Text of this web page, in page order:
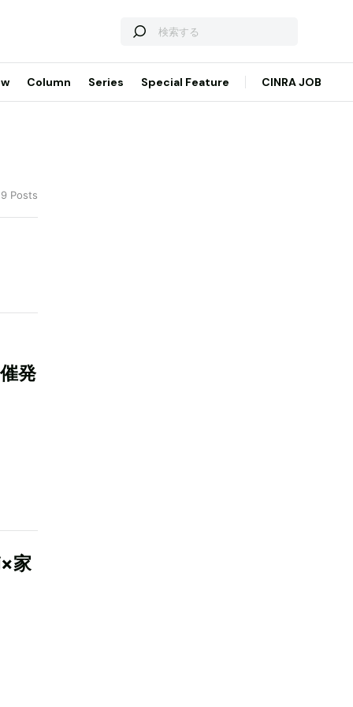
Column Series Special Feature CINRA JOB
Posts
発
家